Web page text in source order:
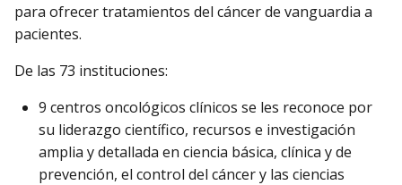
para ofrecer tratamientos del cáncer de vanguardia a
pacientes.
De las 73 instituciones:
9 centros oncológicos clínicos se les reconoce por
su liderazgo científico, recursos e investigación
amplia y detallada en ciencia básica, clínica y de
prevención, el control del cáncer y las ciencias